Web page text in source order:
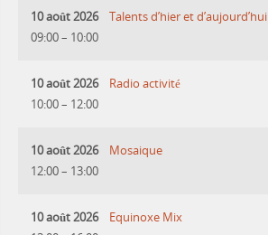
10 août 2026
09:00– 10:00
Talents d’hier et d’aujourd’hui
10 août 2026
10:00– 12:00
Radio activité
10 août 2026
12:00– 13:00
Mosaique
10 août 2026
Equinoxe Mix